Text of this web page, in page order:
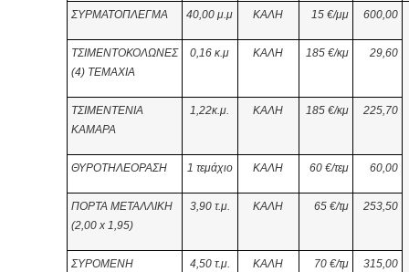
ΣΥΡΜΑΤΟΠΛΕΓΜΑ 40,00 μ.μ ΚΑΛΗ 15 €/μμ 600,00
ΤΣΙΜΕΝΤΟΚΟΛΩΝΕΣ
(4) ΤΕΜΑΧΙΑ
0,16 κ.μ ΚΑΛΗ 185 €/κμ 29,60
ΤΣΙΜΕΝΤΕΝΙΑ
ΚΑΜΑΡΑ
1,22κ.μ. ΚΑΛΗ 185 €/κμ 225,70
ΘΥΡΟΤΗΛΕΟΡΑΣΗ 1 τεμάχιο ΚΑΛΗ 60 €/τεμ 60,00
ΠΟΡΤΑ ΜΕΤΑΛΛΙΚΗ
(2,00x 1,95)
3,90 τ.μ. ΚΑΛΗ 65 €/τμ 253,50
ΣΥΡΟΜΕΝΗ 4,50 τ.μ. ΚΑΛΗ 70 €/τμ 315,00